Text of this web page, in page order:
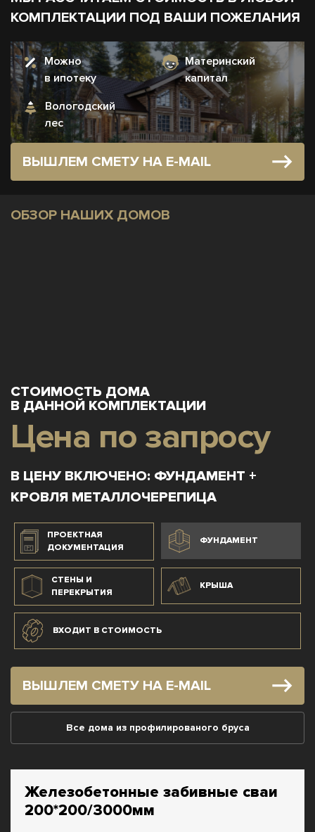
КОМПЛЕКТАЦИИ ПОД ВАШИ ПОЖЕЛАНИЯ
Можно
в ипотеку
Материнский
капитал
Вологодский
лес
ВЫШЛЕМ СМЕТУ НА E-MAIL
ОБЗОР НАШИХ ДОМОВ
СТОИМОСТЬ ДОМА
В ДАННОЙ КОМПЛЕКТАЦИИ
Цена по запросу
В ЦЕНУ ВКЛЮЧЕНО: ФУНДАМЕНТ +
КРОВЛЯ МЕТАЛЛОЧЕРЕПИЦА
ПРОЕКТНАЯ
ДОКУМЕНТАЦИЯ
ФУНДАМЕНТ
СТЕНЫ И
ПЕРЕКРЫТИЯ
КРЫША
ВХОДИТ В СТОИМОСТЬ
ВЫШЛЕМ СМЕТУ НА E-MAIL
Все дома из профилированого бруса
Железобетонные забивные сваи
200*200/3000мм